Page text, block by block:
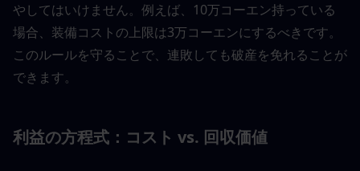
やしてはいけません。例えば、10万コーエン持っている
場合、装備コストの上限は3万コーエンにするべきです。
このルールを守ることで、連敗しても破産を免れることが
できます。
利益の方程式：コスト vs. 回収価値